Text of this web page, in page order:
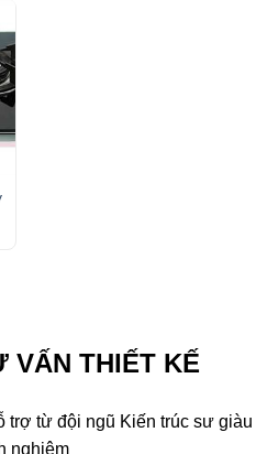
VẤN THIẾT KẾ
trợ từ đội ngũ Kiến trúc sư giàu
nghiệm